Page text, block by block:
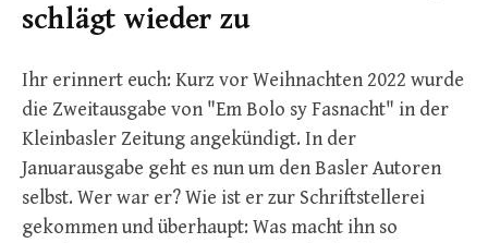
schlägt wieder zu
Ihr erinnert euch: Kurz vor Weihnachten 2022 wurde
die Zweitausgabe von "Em Bolo sy Fasnacht" in der
Kleinbasler Zeitung angekündigt. In der
Januarausgabe geht es nun um den Basler Autoren
selbst. Wer war er? Wie ist er zur Schriftstellerei
gekommen und überhaupt: Was macht ihn so